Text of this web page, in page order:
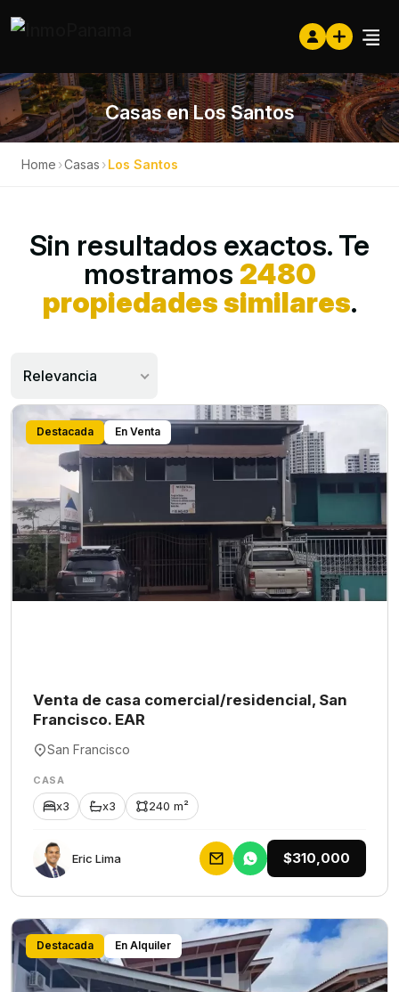
Casas en Los Santos
Home ›Casas ›Los Santos
Sin resultados exactos. Te
mostramos 2480
propiedades similares.
Relevancia
Destacada En Venta
Venta de casa comercial/residencial, San
Francisco. EAR
San Francisco
CASA
x3 x3 240 m²
Eric Lima $310,000
Destacada En Alquiler